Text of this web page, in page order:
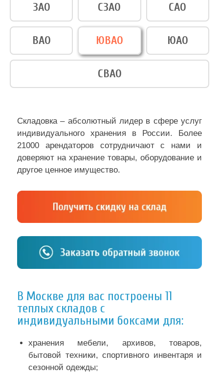
ЗАО
СЗАО САО
ВАО ЮВАО ЮАО
СВАО
Складовка – абсолютный лидер в сфере услуг
индивидуального хранения в России. Более
21000 арендаторов сотрудничают с нами и
доверяют на хранение товары, оборудование и
другое ценное имущество.
В Москве для вас построены 11
теплых складов с
индивидуальными боксами для:
хранения мебели, архивов, товаров,
бытовой техники, спортивного инвентаря и
сезонной одежды;